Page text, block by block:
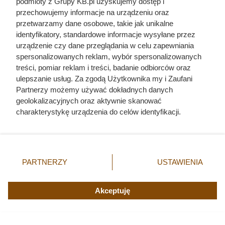
przechowujemy informacje na urządzeniu oraz
przetwarzamy dane osobowe, takie jak unikalne
identyfikatory, standardowe informacje wysyłane przez
urządzenie czy dane przeglądania w celu zapewniania
spersonalizowanych reklam, wybór spersonalizowanych
treści, pomiar reklam i treści, badanie odbiorców oraz
ulepszanie usług. Za zgodą Użytkownika my i Zaufani
Partnerzy możemy używać dokładnych danych
geolokalizacyjnych oraz aktywnie skanować
charakterystykę urządzenia do celów identyfikacji.
zmienić/wycofać klikając przycisk ustawień prywatności
znajdujący się w lewym dolnym rogu strony. Niektóre
użytkownika, ale masz prawo sprzeciwić się takiemu
przetwarzaniu. Preferencje będą miały zastosowania tylko
PARTNERZY USTAWIENIA
Akceptuję